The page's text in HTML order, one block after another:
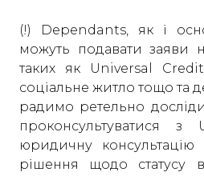
(!) Dependants, як і
можуть подавати заяви
таких як Universal
соціальне житло тощо та
радимо ретельно
проконсультуватися з
юридичну
рішення щодо статусу